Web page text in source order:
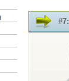
#7: